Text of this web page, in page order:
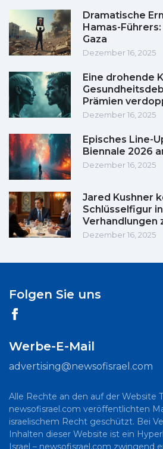
Dramatische
Hamas-
Gaza
Dezember 16, 2025
Eine drohende
Prämien
Dezember 16, 2025
Episches Line-
Biennale 2026
Dezember 16, 2025
Jared Kushner
Schlüsselfigur
Verhandlungen
Dezember 16, 2025
Folgen Sie uns
Werbe-E-Mail
advertising@newsofisrael.com
Alle Rechte an den auf der Website
newsofisrael.com veröffentlichten
israelischem Recht geschützt. Bei
Inhalten dieser Website ist ein
Israel – newsofisrael.com zwingend